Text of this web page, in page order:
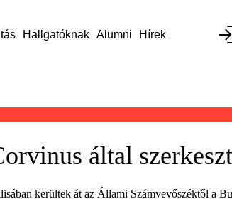
Hallgatóknak Alumni Hírek
által
kerültek át az Állami Számvevőszéktől a